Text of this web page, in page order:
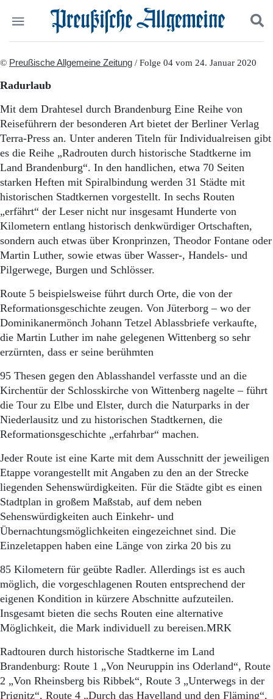
Start
Wer wir sind
Aktuelle Ausgabe
Abonnenten-Login
Abonnent werden
Abo Prämien
Archiv
Mediadaten
Politik
Panorama
Gesellschaft
Leben
Geschichte
Ostpreußen
Pommern
Berlin-Brandenburg
Schlesien
Danzig und Westpreußen
Bücher
Impressum
Datenschutz
Suchen und finden
© Preußische Allgemeine Zeitung / Folge 04 vom 24. Januar 2020
Radurlaub
Mit dem Drahtesel durch Brandenburg Eine Reihe von
Reiseführern der besonderen Art bietet der Berliner Verlag
Terra-Press an. Unter anderen Titeln für Individualreisen gibt
es die Reihe „Radrouten durch historische Stadtkerne im
Land Brandenburg“. In den handlichen, etwa 70 Seiten
starken Heften mit Spiralbindung werden 31 Städte mit
historischen Stadtkernen vorgestellt. In sechs Routen
„erfährt“ der Leser nicht nur insgesamt Hunderte von
Kilometern entlang historisch denkwürdiger Ortschaften,
sondern auch etwas über Kronprinzen, Theodor Fontane oder
Martin Luther, sowie etwas über Wasser-, Handels- und
Pilgerwege, Burgen und Schlösser.
Route 5 beispielsweise führt durch Orte, die von der
Reformationsgeschichte zeugen. Von Jüterborg – wo der
Dominikanermönch Johann Tetzel Ablassbriefe verkaufte,
die Martin Luther im nahe gelegenen Wittenberg so sehr
erzürnten, dass er seine berühmten
95 Thesen gegen den Ablasshandel verfasste und an die
Kirchentür der Schlosskirche von Wittenberg nagelte – führt
die Tour zu Elbe und Elster, durch die Naturparks in der
Niederlausitz und zu historischen Stadtkernen, die
Reformationsgeschichte „erfahrbar“ machen.
Jeder Route ist eine Karte mit dem Ausschnitt der jeweiligen
Etappe vorangestellt mit Angaben zu den an der Strecke
liegenden Sehenswürdigkeiten. Für die Städte gibt es einen
Stadtplan in großem Maßstab, auf dem neben
Sehenswürdigkeiten auch Einkehr- und
Übernachtungsmöglichkeiten eingezeichnet sind. Die
Einzeletappen haben eine Länge von zirka 20 bis zu
85 Kilometern für geübte Radler. Allerdings ist es auch
möglich, die vorgeschlagenen Routen entsprechend der
eigenen Kondition in kürzere Abschnitte aufzuteilen.
Insgesamt bieten die sechs Routen eine alternative
Möglichkeit, die Mark individuell zu bereisen.MRK
Radtouren durch historische Stadtkerne im Land
Brandenburg: Route 1 „Von Neuruppin ins Oderland“, Route
2 „Von Rheinsberg bis Ribbek“, Route 3 „Unterwegs in der
Prignitz“, Route 4 „Durch das Havelland und den Fläming“,